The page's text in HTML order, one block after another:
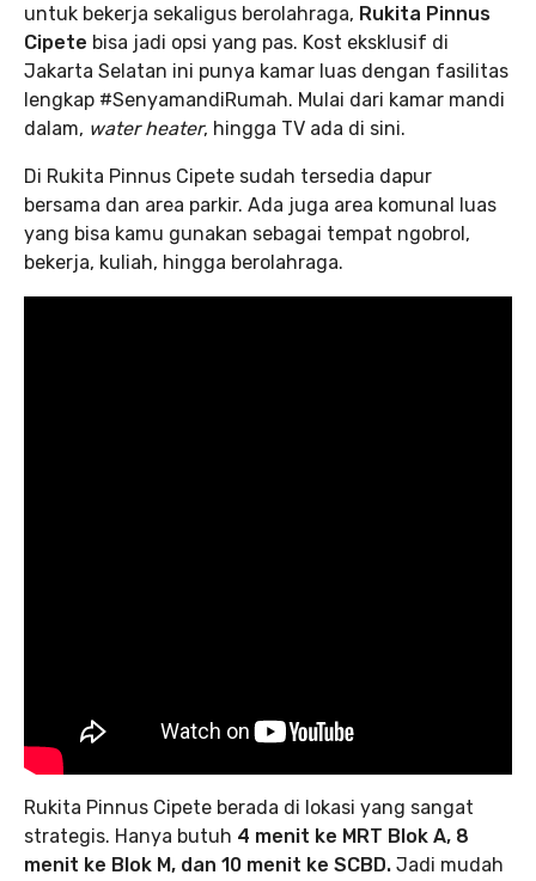
untuk bekerja sekaligus berolahraga, Rukita Pinnus
Cipete bisa jadi opsi yang pas. Kost eksklusif di
Jakarta Selatan ini punya kamar luas dengan fasilitas
lengkap #SenyamandiRumah. Mulai dari kamar mandi
dalam, water heater, hingga TV ada di sini.
Di Rukita Pinnus Cipete sudah tersedia dapur
bersama dan area parkir. Ada juga area komunal luas
yang bisa kamu gunakan sebagai tempat ngobrol,
bekerja, kuliah, hingga berolahraga.
Rukita Pinnus Cipete berada di lokasi yang sangat
strategis. Hanya butuh 4 menit ke MRT Blok A, 8
menit ke Blok M, dan 10 menit ke SCBD. Jadi mudah